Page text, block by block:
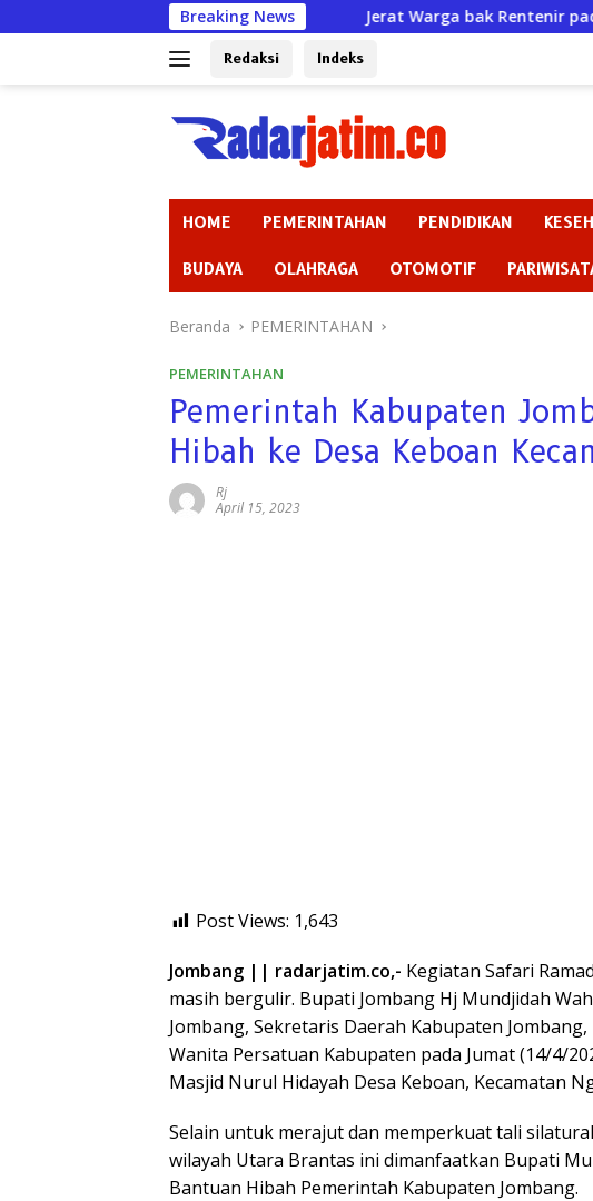
ke
Breaking News
Jerat Warga bak Rentenir padahal Izin
Redaksi Indeks
HOME PEMERINTAHAN PENDIDIKAN
BUDAYA OLAHRAGA OTOMOTIF
Beranda PEMERINTAHAN
PEMERINTAHAN
Pemerintah Kabupaten
Hibah ke Desa Keboan
Rj
April 15, 2023
Post Views: 1,643
Jombang || radarjatim.co,- Kegiatan Safari
masih bergulir. Bupati Jombang Hj Mundjidah
Jombang, Sekretaris Daerah Kabupaten
Wanita Persatuan Kabupaten pada Jumat (14/4/
Masjid Nurul Hidayah Desa Keboan, Kecamatan
Selain untuk merajut dan memperkuat tali
wilayah Utara Brantas ini dimanfaatkan Bupati
Bantuan Hibah Pemerintah Kabupaten Jombang.